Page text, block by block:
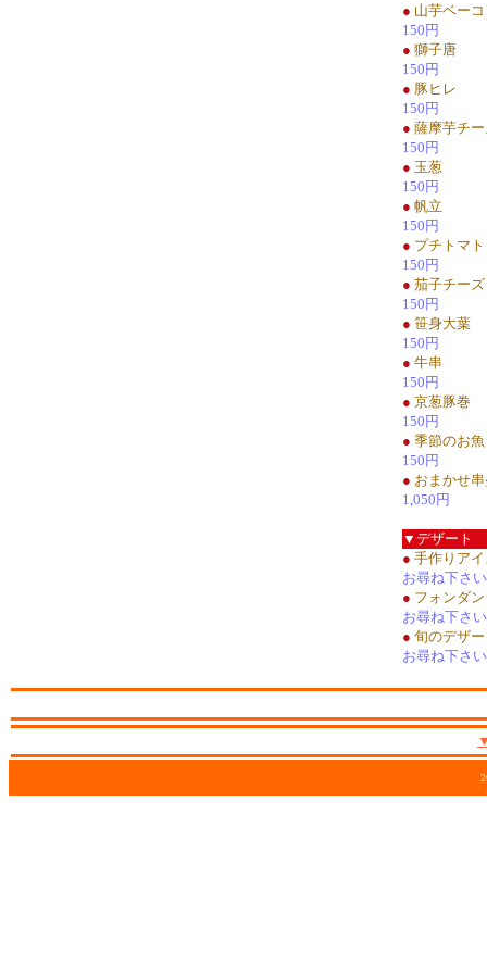
● 山芋ベー
150円
● 獅子唐
150円
● 豚ヒレ
150円
● 薩摩芋チ
150円
● 玉葱
150円
● 帆立
150円
● プチトマト
150円
● 茄子チーズ
150円
● 笹身大葉
150円
● 牛串
150円
● 京葱豚巻
150円
● 季節のお魚
150円
● おまかせ
1,050円
▼デザート
● 手作りア
お尋ね下さい
● フォンダ
お尋ね下さい
● 旬のデザ
お尋ね下さい